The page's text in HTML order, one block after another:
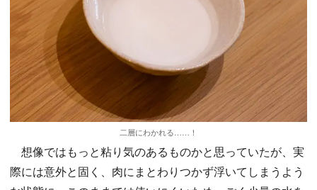
二層にわかれる……！
想像ではもっと粘り気のあるものかと思っていたが、実
際には意外と固く、肉にまとわりつかず浮いてしまうよう